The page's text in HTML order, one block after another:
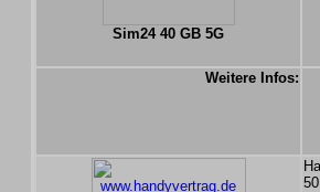
Sim24 40 GB 5G
Weitere Infos: